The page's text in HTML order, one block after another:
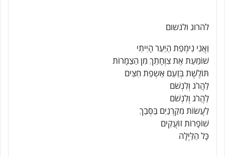
להרוג ולנשום
וַאֲנִי נִימְפַת הַיַּעַר הָיִיתִי
שׁוֹמַעַת אֶת צִוְחָתֵךְ מִן הַצַמָרוֹת
תּוֹלֶשֶׁת בְּזַעַם אַשְפַת חִצִּים
לַהֲרֹג וְלִנְשֹׁם
לַהֲרֹג וְלִנְשֹׁם
לַעֲשׂוֹת מִקַרְנַיִם בַּסְּבַךְ
שׁוֹפָרוֹת זוֹעֲקִים
כָּל הַלַּיְלָה